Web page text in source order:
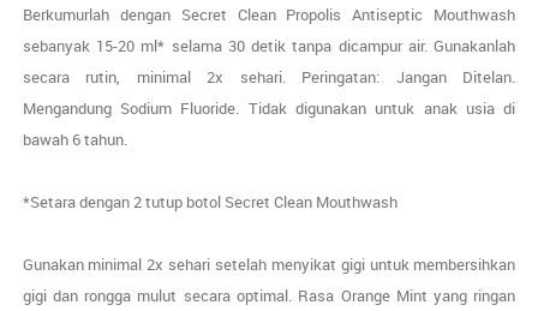
Berkumurlah dengan Secret Clean Propolis Antiseptic Mouthwash
sebanyak 15-20 ml* selama 30 detik tanpa dicampur air. Gunakanlah
secara rutin, minimal 2x sehari. Peringatan: Jangan Ditelan.
Mengandung Sodium Fluoride. Tidak digunakan untuk anak usia di
bawah 6 tahun.
*Setara dengan 2 tutup botol Secret Clean Mouthwash
Gunakan minimal 2x sehari setelah menyikat gigi untuk membersihkan
gigi dan rongga mulut secara optimal. Rasa Orange Mint yang ringan